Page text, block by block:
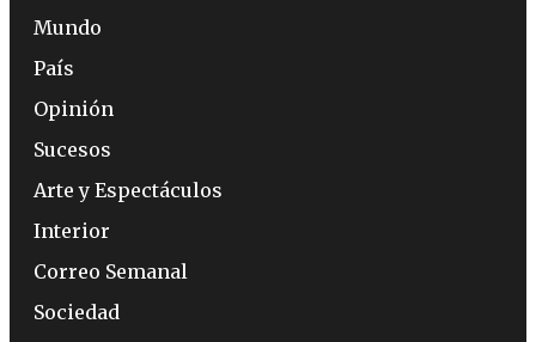
Mundo
País
Opinión
Sucesos
Arte y Espectáculos
Interior
Correo Semanal
Sociedad